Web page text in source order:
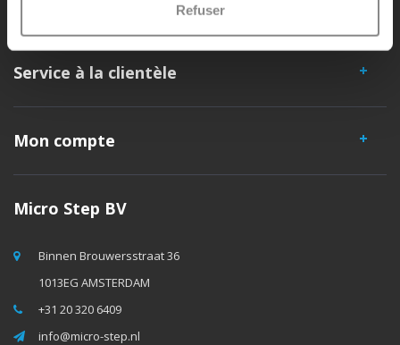
Refuser
Service à la clientèle
Mon compte
Micro Step BV
Binnen Brouwersstraat 36
1013EG AMSTERDAM
+31 20 320 6409
info@micro-step.nl